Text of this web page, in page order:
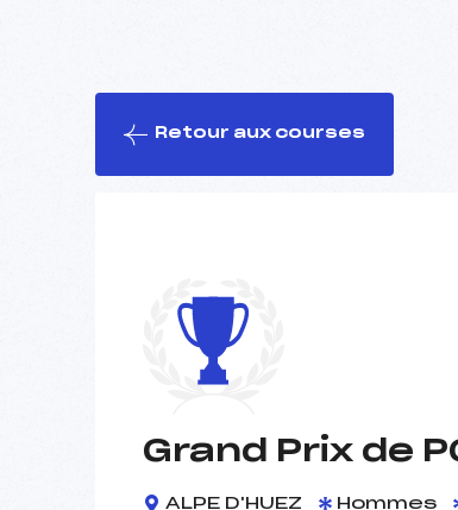
Retour aux courses
Grand Prix de
ALPE D'HUEZ Hommes